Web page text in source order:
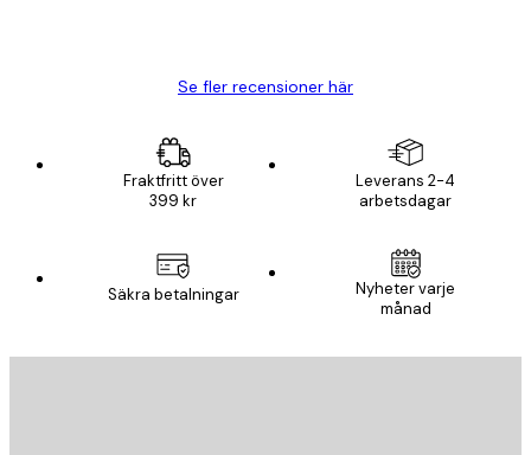
Se fler recensioner här
Fraktfritt över
399 kr
Leverans 2-4
arbetsdagar
Säkra betalningar
Nyheter varje
månad